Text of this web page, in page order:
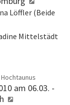
Löffler (Beide
Mittelstädt
Hochtaunus
am 06.03. -